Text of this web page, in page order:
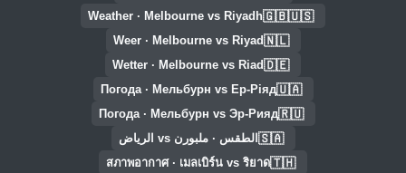
🇬🇧🇺🇸
Weather · Melbourne vs Riyadh
🇳🇱
Weer · Melbourne vs Riyad
🇩🇪
Wetter · Melbourne vs Riad
🇺🇦
Погода · Мельбурн vs Ер-Ріяд
🇷🇺
Погода · Мельбурн vs Эр-Рияд
🇸🇦 الطقس · ملبورن vs الرياض
🇹🇭
สภาพอากาศ · เมลเบิร์น vs ริยาด